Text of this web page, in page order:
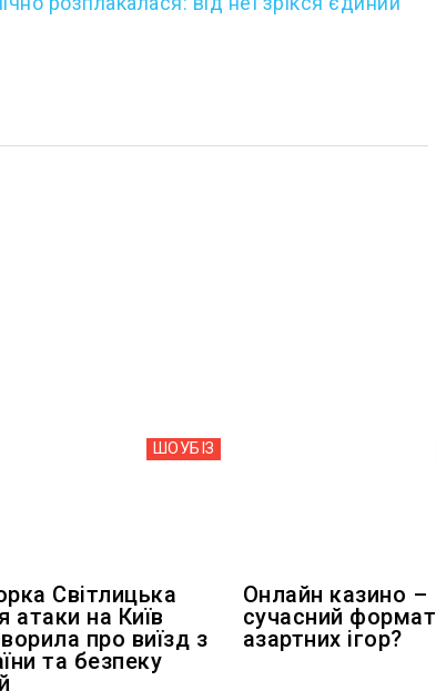
ШОУБIЗ
Світлицька
атаки на Київ
про виїзд з
та безпеку
Онлайн казино –
сучасний формат
азартних ігор?